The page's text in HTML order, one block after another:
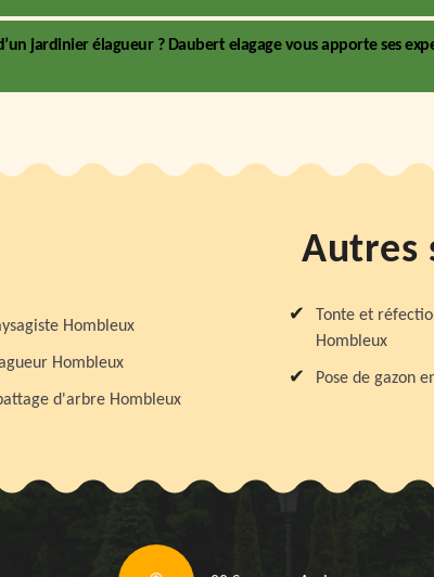
jardinier élagueur ? Daubert elagage vous apporte ses
Autres
Hombleux
Hombleux
d'arbre Hombleux
Tonte et
Hombleux
Pose de gazon